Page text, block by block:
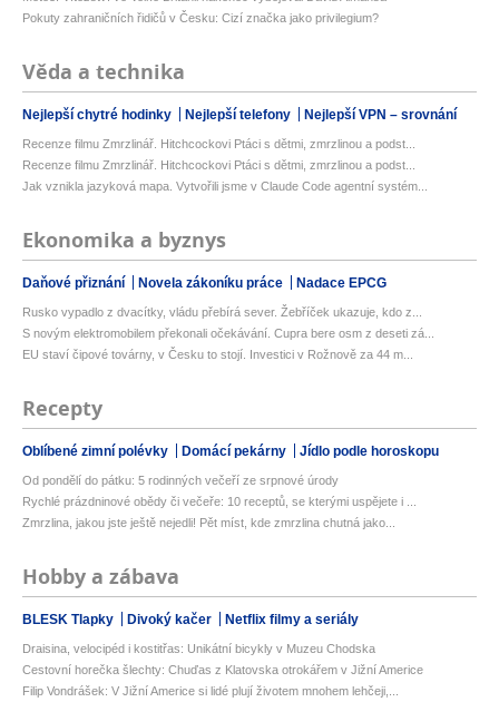
Pokuty zahraničních řidičů v Česku: Cizí značka jako privilegium?
Věda a technika
Nejlepší chytré hodinky Nejlepší telefony Nejlepší VPN – srovnání
Recenze filmu Zmrzlinář. Hitchcockovi Ptáci s dětmi, zmrzlinou a podst...
Recenze filmu Zmrzlinář. Hitchcockovi Ptáci s dětmi, zmrzlinou a podst...
Jak vznikla jazyková mapa. Vytvořili jsme v Claude Code agentní systém...
Ekonomika a byznys
Daňové přiznání Novela zákoníku práce Nadace EPCG
Rusko vypadlo z dvacítky, vládu přebírá sever. Žebříček ukazuje, kdo z...
S novým elektromobilem překonali očekávání. Cupra bere osm z deseti zá...
EU staví čipové továrny, v Česku to stojí. Investici v Rožnově za 44 m...
Recepty
Oblíbené zimní polévky Domácí pekárny Jídlo podle horoskopu
Od pondělí do pátku: 5 rodinných večeří ze srpnové úrody
Rychlé prázdninové obědy či večeře: 10 receptů, se kterými uspějete i ...
Zmrzlina, jakou jste ještě nejedli! Pět míst, kde zmrzlina chutná jako...
Hobby a zábava
BLESK Tlapky Divoký kačer Netflix filmy a seriály
Draisina, velocipéd i kostitřas: Unikátní bicykly v Muzeu Chodska
Cestovní horečka šlechty: Chuďas z Klatovska otrokářem v Jižní Americe
Filip Vondrášek: V Jižní Americe si lidé plují životem mnohem lehčeji,...